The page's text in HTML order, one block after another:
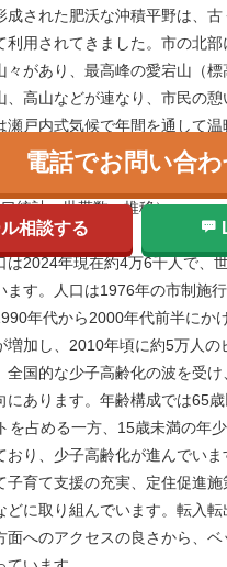
成された肥沃な沖積平野は、古
利用されてきました。市の北部
々があり、最高峰の愛宕山（
、高山などが連なり、市民の
瀬戸内式気候で年間を通して
季を通じて過ごしやすい環境で
統計・世帯数・推移）
は2024年現在約4万6千人で、
ます。人口は1976年の市制施
年代から2000年代前半にか
増加し、2010年頃に約5万人の
全国的な少子高齢化の波を受
にあります。年齢構成では65
を占める一方、15歳未満の年
おり、少子高齢化が進んでい
子育て支援の充実、定住促進施
どに取り組んでいます。転入
面へのアクセスの良さから、
電話でお問い合
相談する